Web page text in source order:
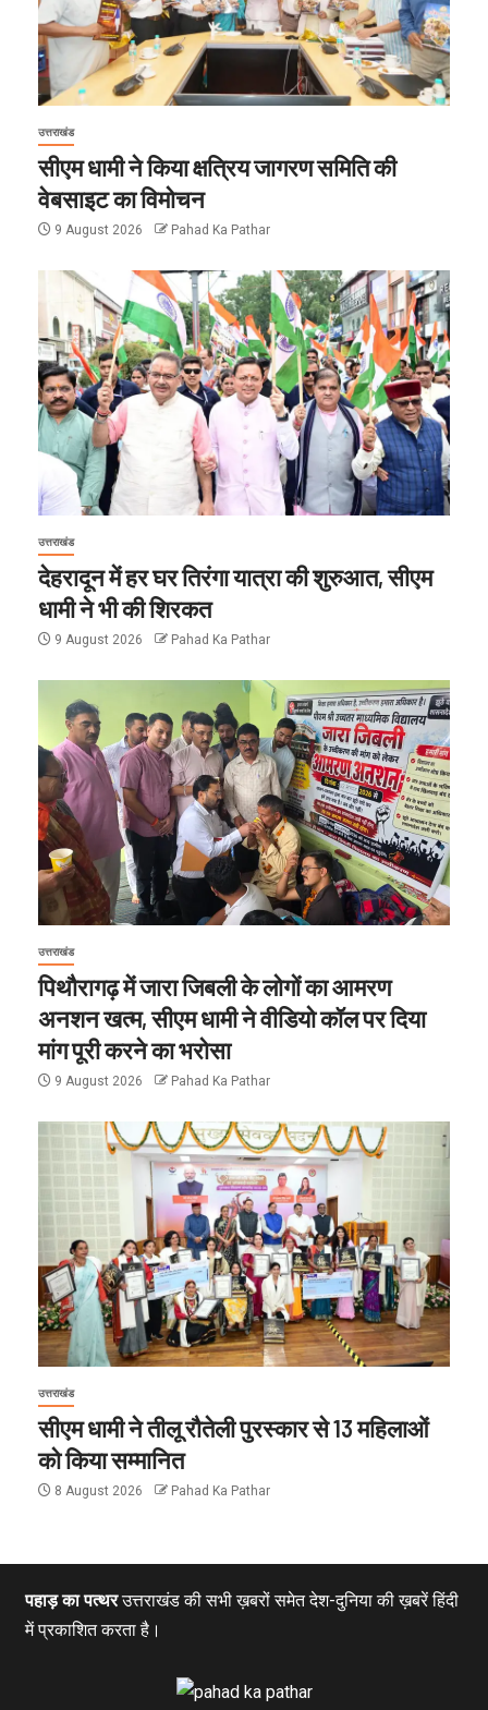
उत्तराखंड
सीएम धामी ने किया क्षत्रिय जागरण समिति की
वेबसाइट का विमोचन
9 August 2026 Pahad Ka Pathar
उत्तराखंड
देहरादून में हर घर तिरंगा यात्रा की शुरुआत, सीएम
धामी ने भी की शिरकत
9 August 2026 Pahad Ka Pathar
उत्तराखंड
पिथौरागढ़ में जारा जिबली के लोगों का आमरण
अनशन खत्म, सीएम धामी ने वीडियो कॉल पर दिया
मांग पूरी करने का भरोसा
9 August 2026 Pahad Ka Pathar
उत्तराखंड
सीएम धामी ने तीलू रौतेली पुरस्कार से 13 महिलाओं
को किया सम्मानित
8 August 2026 Pahad Ka Pathar
पहाड़ का पत्थरउत्तराखंड की सभी ख़बरों समेत देश-दुनिया की ख़बरें हिंदी
में प्रकाशित करता है।